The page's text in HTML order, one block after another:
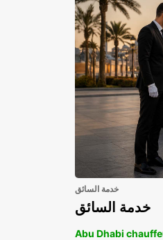
خدمة السائق
خدمة السائق
Abu Dhabi